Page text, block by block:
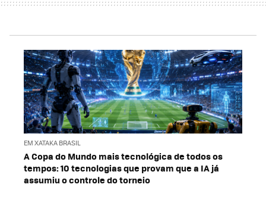
EM XATAKA BRASIL
A Copa do Mundo mais tecnológica de todos os
tempos: 10 tecnologias que provam que a IA já
assumiu o controle do torneio